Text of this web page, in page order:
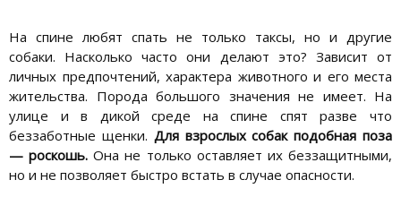
На спине любят спать не только таксы, но и другие
собаки. Насколько часто они делают это? Зависит от
личных предпочтений, характера животного и его места
жительства. Порода большого значения не имеет. На
улице и в дикой среде на спине спят разве что
беззаботные щенки. Для взрослых собак подобная поза
— роскошь. Она не только оставляет их беззащитными,
но и не позволяет быстро встать в случае опасности.